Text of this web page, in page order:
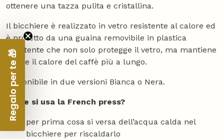
ottenere una tazza pulita e cristallina.
Il bicchiere è realizzato in vetro resistente al calore ed
è protetto da una guaina removibile in plastica
resistente che non solo protegge il vetro, ma mantiene
anche il calore del caffè più a lungo.
Disponibile in due versioni Bianca o Nera.
Come si usa la French press?
per prima cosa si versa dell’acqua calda nel
bicchiere per riscaldarlo
Regalo per te 🎁